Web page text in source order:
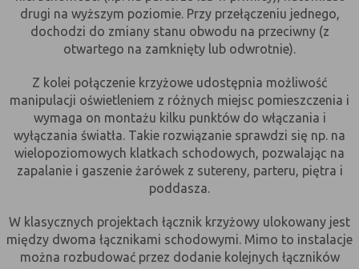
niedostępności całości funkcjonalności
serwisu, ale może obniżyć poziom
świadczenia usługi ze względu na brak
witryny przychodów subsydiujących
działanie serwisu. Do tej kategorii należą
np. cookies reklamowe.
B. Ze względu na czas przez jaki cookie będzie
umieszczone w urządzeniu końcowym użytkownika:
Rodzaj
Opis
Cookies
tymczasowe
cookie umieszczone na czas korzystania z
przeglądarki (sesji), zostaje wykasowane
drugi na wyższym poziomie. Przy przełączeniu jednego,
dochodzi do zmiany stanu obwodu na przeciwny (z
otwartego na zamknięty lub odwrotnie).
Z kolei połączenie krzyżowe udostępnia możliwość
manipulacji oświetleniem z różnych miejsc pomieszczenia i
wymaga on montażu kilku punktów do włączania i
wyłączania światła. Takie rozwiązanie sprawdzi się np. na
wielopoziomowych klatkach schodowych, pozwalając na
zapalanie i gaszenie żarówek z sutereny, parteru, piętra i
poddasza.
W klasycznych projektach łącznik krzyżowy ulokowany jest
między dwoma łącznikami schodowymi. Mimo to instalacje
można rozbudować przez dodanie kolejnych łączników